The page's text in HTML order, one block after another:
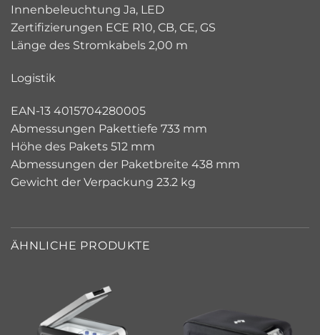
Innenbeleuchtung Ja, LED
Zertifizierungen ECE R10, CB, CE, GS
Länge des Stromkabels 2,00 m
Logistik
EAN-13 4015704280005
Abmessungen Pakettiefe 733 mm
Höhe des Pakets 512 mm
Abmessungen der Paketbreite 438 mm
Gewicht der Verpackung 23.2 kg
ÄHNLICHE PRODUKTE